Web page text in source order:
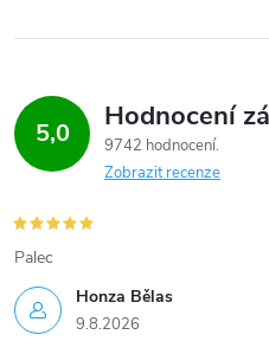
5,0 Hodnocení
9742 hodnocení
Zobrazit recenze
Honza Bělas
9.8.2026
Palec